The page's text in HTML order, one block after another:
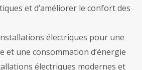
et d’améliorer le confort des
électriques pour une
et une consommation d’énergie
électriques modernes et